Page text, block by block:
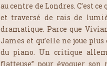
au centre de Londres. C’est
et traversé de rais de
dramatique. Parce que
James et qu’elle ne joue plus
du piano. Un critique
flatteuse” pour évoquer